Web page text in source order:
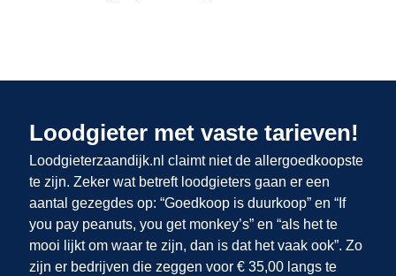
Loodgieter met vaste tarieven!
Loodgieterzaandijk.nl claimt niet de allergoedkoopste
te zijn. Zeker wat betreft loodgieters gaan er een
aantal gezegdes op: “Goedkoop is duurkoop” en “If
you pay peanuts, you get monkey’s” en “als het te
mooi lijkt om waar te zijn, dan is dat het vaak ook”. Zo
zijn er bedrijven die zeggen voor € 35,00 langs te